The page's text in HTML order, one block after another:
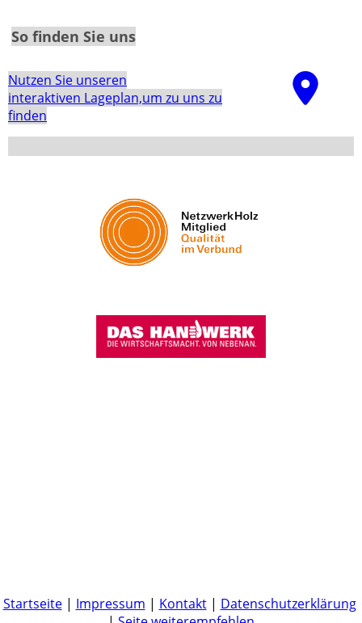
So finden Sie uns
Nutzen Sie unseren
interaktiven La­ge­plan,um zu uns zu
finden
Startseite| Impressum | Kontakt| Datenschutzerklärung